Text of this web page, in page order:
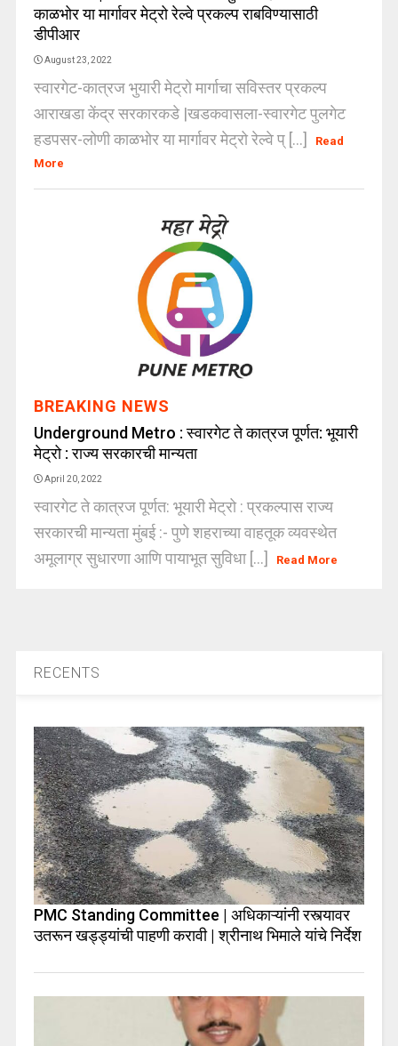
काळभोर या मार्गावर मेट्रो रेल्वे प्रकल्प राबविण्यासाठी
डीपीआर
August 23, 2022
स्वारगेट-कात्रज भुयारी मेट्रो मार्गाचा सविस्तर प्रकल्प
आराखडा केंद्र सरकारकडे |खडकवासला-स्वारगेट पुलगेट
हडपसर-लोणी काळभोर या मार्गावर मेट्रो रेल्वे प् [...]
Read
More
BREAKING NEWS
Underground Metro : स्वारगेट ते कात्रज पूर्णत: भूयारी
मेट्रो : राज्य सरकारची मान्यता
April 20, 2022
स्वारगेट ते कात्रज पूर्णत: भूयारी मेट्रो : प्रकल्पास राज्य
सरकारची मान्यता मुंबई :- पुणे शहराच्या वाहतूक व्यवस्थेत
अमूलाग्र सुधारणा आणि पायाभूत सुविधा [...]
Read More
RECENTS
PMC Standing Committee | अधिकाऱ्यांनी रस्त्यावर
उतरून खड्ड्यांची पाहणी करावी | श्रीनाथ भिमाले यांचे निर्देश